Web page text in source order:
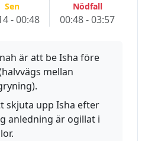
Sen
- 00:48
Nödfall
00:48 - 03:57
är att be Isha före
mellan
skjuta upp Isha efter
anledning är ogillat i